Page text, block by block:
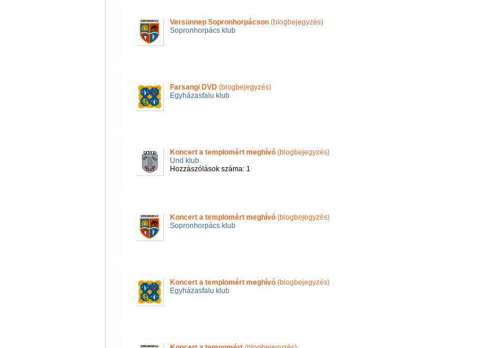
Versünnep Sopronhorpácson(blogbejegyzés)
Sopronhorpács klub
Farsangi DVD(blogbejegyzés)
Egyházasfalu klub
Koncert a templomért meghívó(blogbejegyzés)
Und klub
Hozzászólások száma: 1
Koncert a templomért meghívó(blogbejegyzés)
Sopronhorpács klub
Koncert a templomért meghívó(blogbejegyzés)
Egyházasfalu klub